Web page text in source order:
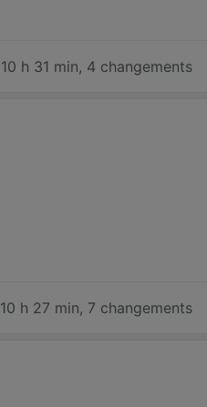
10 h 31 min, 4 changements
10 h 27 min, 7 changements